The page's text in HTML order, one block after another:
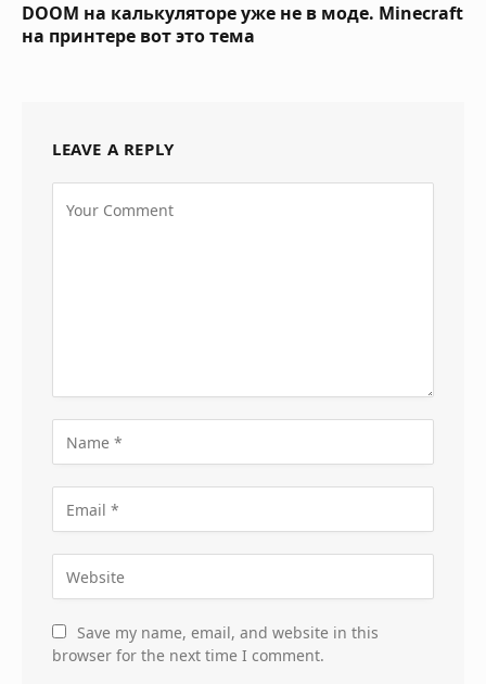
DOOM на калькуляторе уже не в моде. Minecraft
на принтере вот это тема
LEAVE A REPLY
Save my name, email, and website in this
browser for the next time I comment.